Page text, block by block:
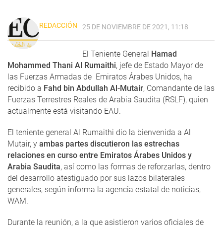
REDACCIÓN 25 DE NOVIEMBRE DE 2021, 11:18
El Teniente General Hamad
Mohammed Thani Al Rumaithi, jefe de Estado Mayor de
las Fuerzas Armadas de Emiratos Árabes Unidos, ha
recibido a Fahd bin Abdullah Al-Mutair, Comandante de las
Fuerzas Terrestres Reales de Arabia Saudita (RSLF), quien
actualmente está visitando EAU.
El teniente general Al Rumaithi dio la bienvenida a Al
Mutair, y ambas partes discutieron las estrechas
relaciones en curso entre Emiratos Árabes Unidos y
Arabia Saudita, así como las formas de reforzarlas, dentro
del desarrollo atestiguado por sus lazos bilaterales
generales, según informa la agencia estatal de noticias,
WAM.
Durante la reunión, a la que asistieron varios oficiales de